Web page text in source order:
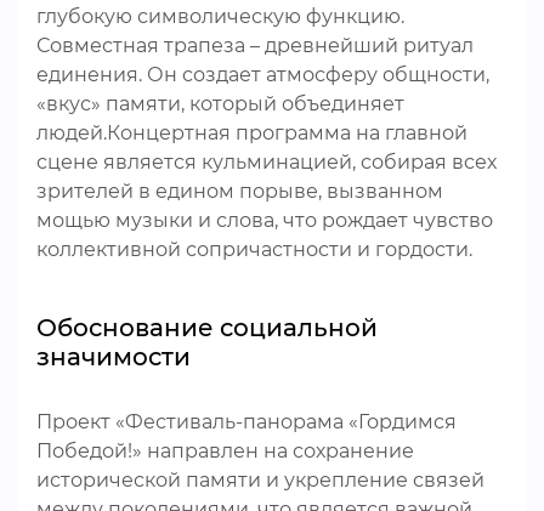
глубокую символическую функцию.
Совместная трапеза – древнейший ритуал
единения. Он создает атмосферу общности,
«вкус» памяти, который объединяет
людей.Концертная программа на главной
сцене является кульминацией, собирая всех
зрителей в едином порыве, вызванном
мощью музыки и слова, что рождает чувство
коллективной сопричастности и гордости.
Обоснование социальной
значимости
Проект «Фестиваль-панорама «Гордимся
Победой!» направлен на сохранение
исторической памяти и укрепление связей